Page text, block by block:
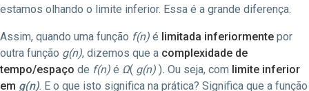
estamos olhando o limite inferior. Essa é a grande diferença.
Assim, quando uma função f(n) é limitada inferiormente por
outra função g(n), dizemos que a complexidade de
tempo/espaço de f(n) é Ω( g(n) ). Ou seja, com limite inferior
em g(n). E o que isto significa na prática? Significa que a função